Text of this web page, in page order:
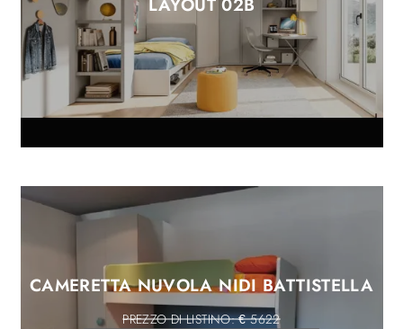
CAMERETTA NUVOLA NIDI BATTISTELLA
€ 5622